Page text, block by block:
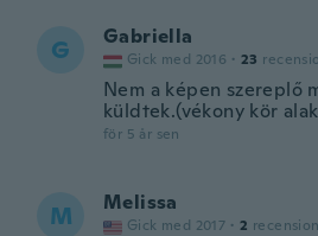
G Gabriella
Gick med 2016 · 23
Nem a képen szereplő
küldtek.(vékony kör
för 5 år sen
M Melissa
Gick med 2017 · 2